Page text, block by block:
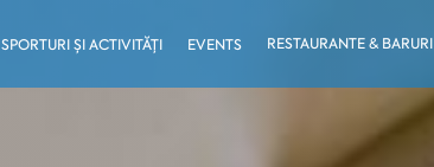
SPORTURI ȘI ACTIVITĂȚI EVENTS RESTAURANTE & BARURI